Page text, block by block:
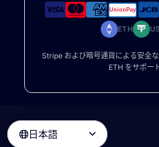
ETH
Stripe および暗号通貨による安全
ETH をサポー
日本語 